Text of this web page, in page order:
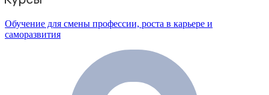
Обучение для смены профессии, роста в карьере и
саморазвития